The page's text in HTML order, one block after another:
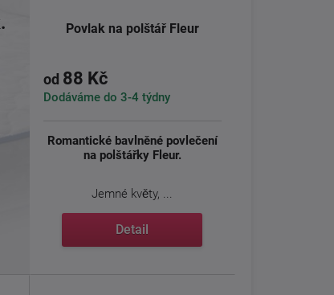
Povlak na polštář Fleur
od 88 Kč
Dodáváme do 3-4 týdny
Romantické bavlněné povlečení
na polštářky Fleur.
Jemné květy, ...
Detail